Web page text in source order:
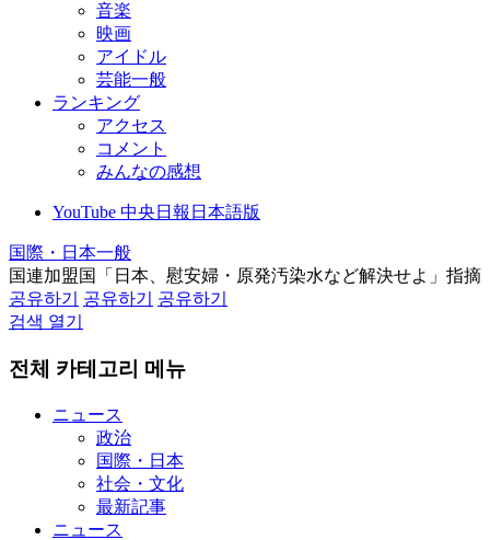
音楽
映画
アイドル
芸能一般
ランキング
アクセス
コメント
みんなの感想
YouTube 中央日報日本語版
国際・日本一般
国連加盟国「日本、慰安婦・原発汚染水など解決せよ」指摘
공유하기
공유하기
공유하기
검색 열기
전체 카테고리 메뉴
ニュース
政治
国際・日本
社会・文化
最新記事
ニュース